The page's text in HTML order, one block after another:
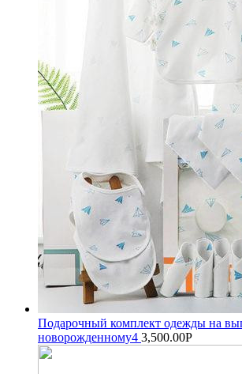
Подарочный комплект одежды на
новорожденному4 3,500.00Р